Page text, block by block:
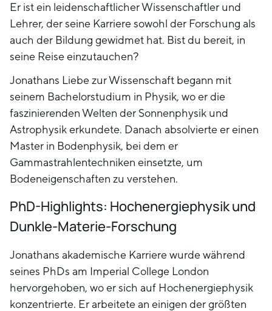
Er ist ein leidenschaftlicher Wissenschaftler und
Lehrer, der seine Karriere sowohl der Forschung als
auch der Bildung gewidmet hat. Bist du bereit, in
seine Reise einzutauchen?
Jonathans Liebe zur Wissenschaft begann mit
seinem Bachelorstudium in Physik, wo er die
faszinierenden Welten der Sonnenphysik und
Astrophysik erkundete. Danach absolvierte er einen
Master in Bodenphysik, bei dem er
Gammastrahlentechniken einsetzte, um
Bodeneigenschaften zu verstehen.
PhD-Highlights: Hochenergiephysik und
Dunkle-Materie-Forschung
Jonathans akademische Karriere wurde während
seines PhDs am Imperial College London
hervorgehoben, wo er sich auf Hochenergiephysik
konzentrierte. Er arbeitete an einigen der größten